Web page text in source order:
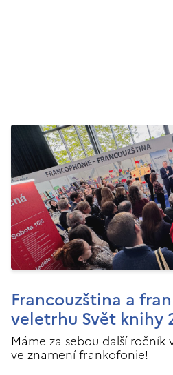
Francouzština a
veletrhu Svět knihy
Máme za sebou další
ve znamení frankofonie!